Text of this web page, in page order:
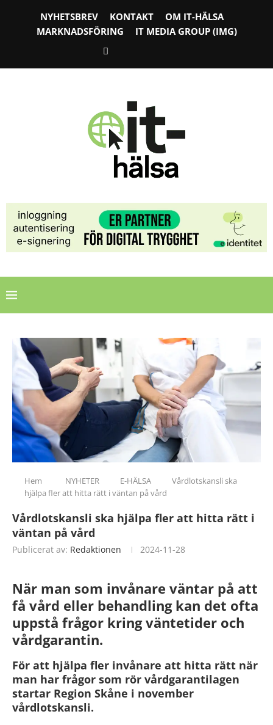
NYHETSBREV KONTAKT
OM IT-HÄLSA
MARKNADSFÖRING
IT MEDIA GROUP (IMG)
Hem NYHETER E-HÄLSA
Vårdlotskansli ska
hjälpa fler att hitta rätt i väntan på vård
Vårdlotskansli ska hjälpa fler att hitta rätt i
väntan på vård
Publicerat av: Redaktionen 2024-11-28
När man som invånare väntar på att
få vård eller behandling kan det ofta
uppstå frågor kring väntetider och
vårdgarantin.
För att hjälpa fler invånare att hitta rätt när
man har frågor som rör vårdgarantilagen
startar Region Skåne i november
vårdlotskansli.